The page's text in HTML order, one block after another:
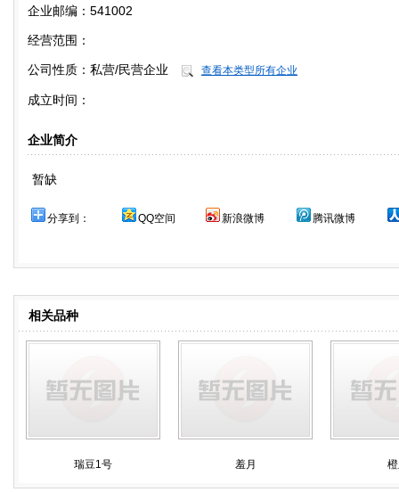
企业邮编：541002
经营范围：
公司性质： 私营/民营企业 查看本类型所有企业
成立时间：
企业简介
暂缺
分享到： QQ空间 新浪微博 腾讯微博
相关品种
瑞豆1号 羞月